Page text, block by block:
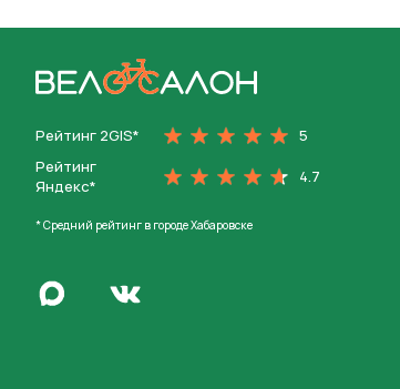
Рейтинг 2GIS*
5
Рейтинг
Яндекс*
4.7
* Средний рейтинг в городе Хабаровске
Написать в MaxПерейти во Вконтакте